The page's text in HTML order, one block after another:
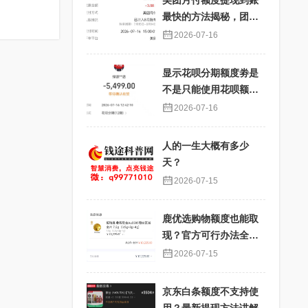
最快的方法揭秘，团购
核销提现秒到账
2026-07-16
显示花呗分期额度劵是
不是只能使用花呗额度
分期才能使用？提现过
2026-07-16
人的一生大概有多少
天？
2026-07-15
鹿优选购物额度也能取
现？官方可行办法全解
析 2026-07-15
京东白条额度不支持使